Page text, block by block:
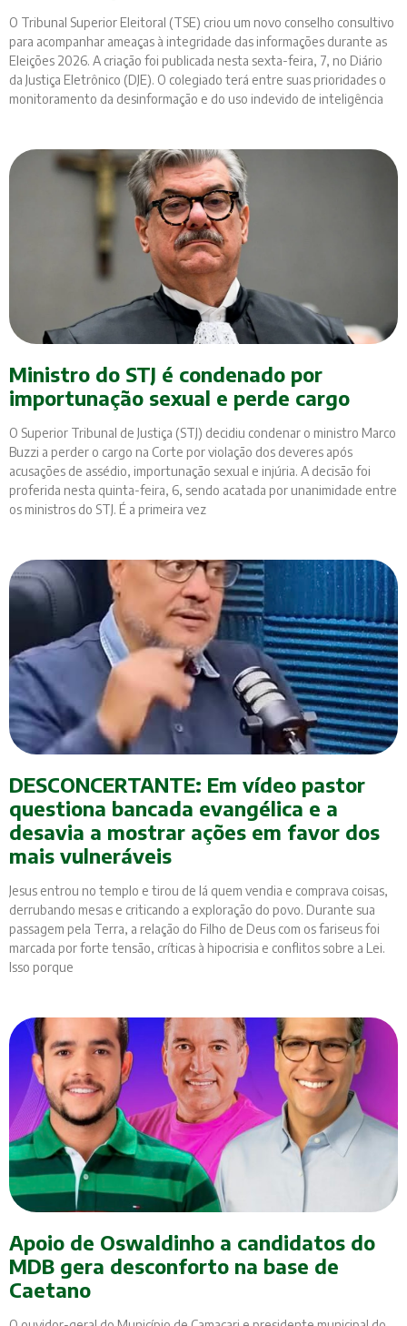
O Tribunal Superior Eleitoral (TSE) criou um novo conselho consultivo
para acompanhar ameaças à integridade das informações durante as
Eleições 2026. A criação foi publicada nesta sexta-feira, 7, no Diário
da Justiça Eletrônico (DJE). O colegiado terá entre suas prioridades o
monitoramento da desinformação e do uso indevido de inteligência
Ministro do STJ é condenado por
importunação sexual e perde cargo
O Superior Tribunal de Justiça (STJ) decidiu condenar o ministro Marco
Buzzi a perder o cargo na Corte por violação dos deveres após
acusações de assédio, importunação sexual e injúria. A decisão foi
proferida nesta quinta-feira, 6, sendo acatada por unanimidade entre
os ministros do STJ. É a primeira vez
DESCONCERTANTE: Em vídeo pastor
questiona bancada evangélica e a
desavia a mostrar ações em favor dos
mais vulneráveis
Jesus entrou no templo e tirou de lá quem vendia e comprava coisas,
derrubando mesas e criticando a exploração do povo. Durante sua
passagem pela Terra, a relação do Filho de Deus com os fariseus foi
marcada por forte tensão, críticas à hipocrisia e conflitos sobre a Lei.
Isso porque
Apoio de Oswaldinho a candidatos do
MDB gera desconforto na base de
Caetano